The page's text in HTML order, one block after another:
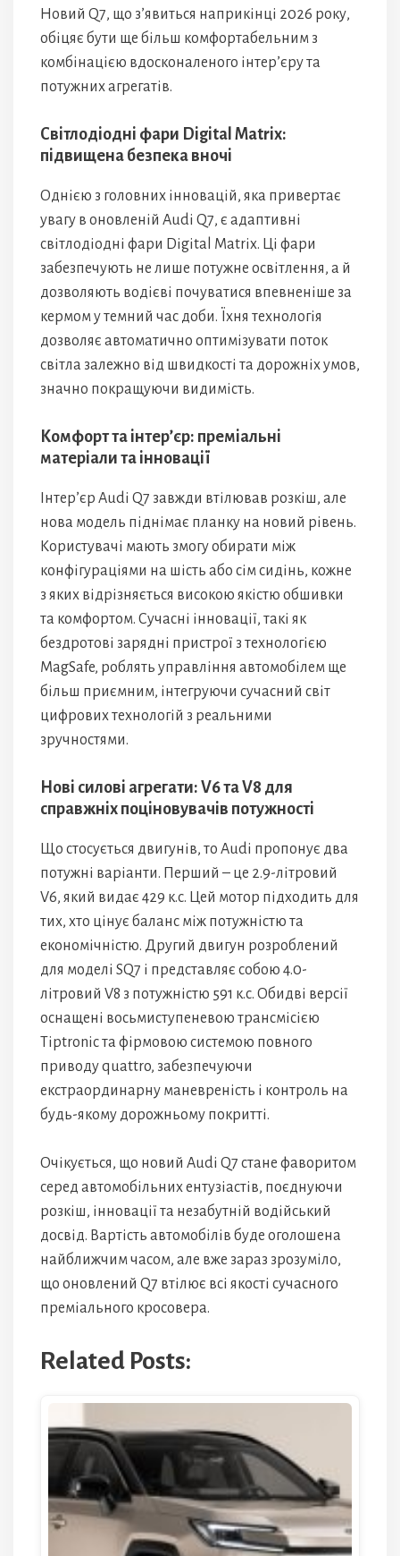
Новий Q7, що з’явиться наприкінці 2026 року,
обіцяє бути ще більш комфортабельним з
комбінацією вдосконаленого інтер’єру та
потужних агрегатів.
Світлодіодні фари Digital Matrix:
підвищена безпека вночі
Однією з головних інновацій, яка привертає
увагу в оновленій Audi Q7, є адаптивні
світлодіодні фари Digital Matrix. Ці фари
забезпечують не лише потужне освітлення, а й
дозволяють водієві почуватися впевненіше за
кермом у темний час доби. Їхня технологія
дозволяє автоматично оптимізувати поток
світла залежно від швидкості та дорожніх умов,
значно покращуючи видимість.
Комфорт та інтер’єр: преміальні
матеріали та інновації
Інтер’єр Audi Q7 завжди втілював розкіш, але
нова модель піднімає планку на новий рівень.
Користувачі мають змогу обирати між
конфігураціями на шість або сім сидінь, кожне
з яких відрізняється високою якістю обшивки
та комфортом. Сучасні інновації, такі як
бездротові зарядні пристрої з технологією
MagSafe, роблять управління автомобілем ще
більш приємним, інтегруючи сучасний світ
цифрових технологій з реальними
зручностями.
Нові силові агрегати: V6 та V8 для
справжніх поціновувачів потужності
Що стосується двигунів, то Audi пропонує два
потужні варіанти. Перший – це 2.9-літровий
V6, який видає 429 к.с. Цей мотор підходить для
тих, хто цінує баланс між потужністю та
економічністю. Другий двигун розроблений
для моделі SQ7 і представляє собою 4.0-
літровий V8 з потужністю 591 к.с. Обидві версії
оснащені восьмиступеневою трансмісією
Tiptronic та фірмовою системою повного
приводу quattro, забезпечуючи
екстраординарну маневреність і контроль на
будь-якому дорожньому покритті.
Очікується, що новий Audi Q7 стане фаворитом
серед автомобільних ентузіастів, поєднуючи
розкіш, інновації та незабутній водійський
досвід. Вартість автомобілів буде оголошена
найближчим часом, але вже зараз зрозуміло,
що оновлений Q7 втілює всі якості сучасного
преміального кросовера.
Related Posts: